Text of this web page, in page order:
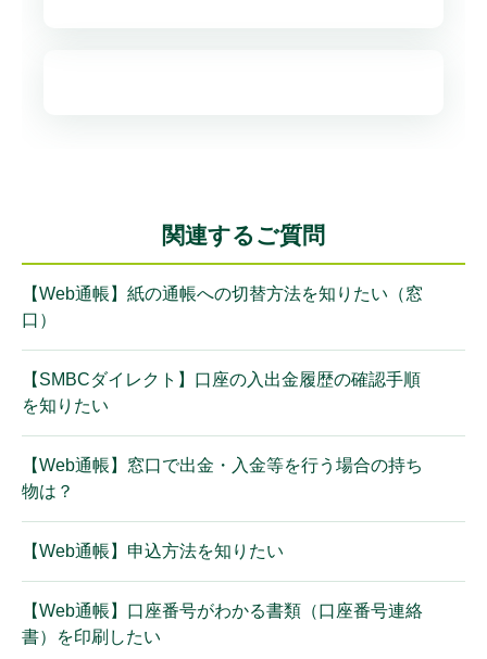
関連するご質問
【Web通帳】紙の通帳への切替方法を知りたい（窓
口）
【SMBCダイレクト】口座の入出金履歴の確認手順
を知りたい
【Web通帳】窓口で出金・入金等を行う場合の持ち
物は？
【Web通帳】申込方法を知りたい
【Web通帳】口座番号がわかる書類（口座番号連絡
書）を印刷したい